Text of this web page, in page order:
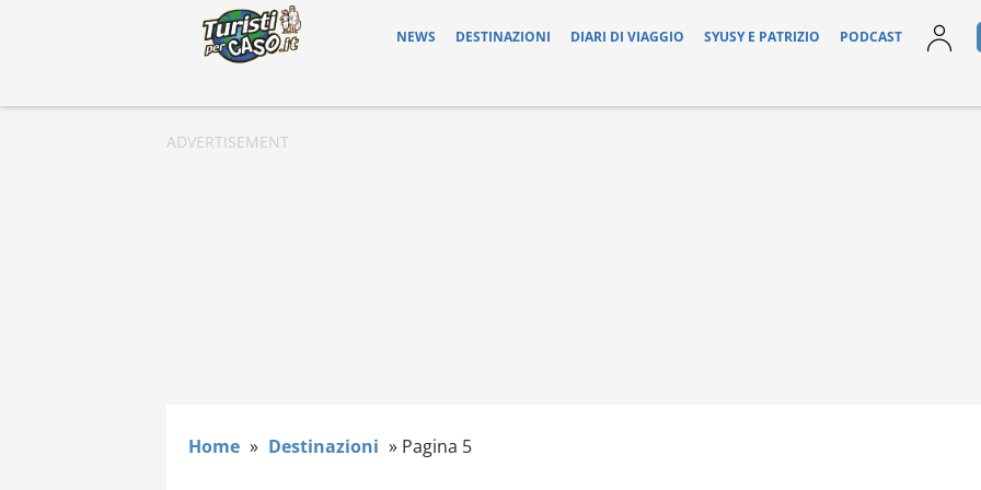
NEWS DESTINAZIONI DIARI DI VIAGGIO SYUSY E PATRIZIO PODCAST
Home » Destinazioni » Pagina 5